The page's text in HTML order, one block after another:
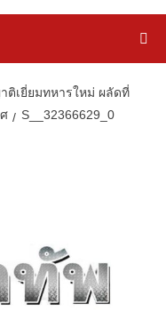
ติเยี่ยมทหารใหม่ ผลัดที่
S__32366629_0